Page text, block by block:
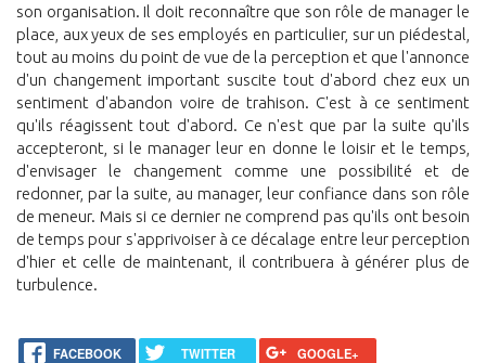
son organisation. Il doit reconnaître que son rôle de manager le
place, aux yeux de ses employés en particulier, sur un piédestal,
tout au moins du point de vue de la perception et que l'annonce
d'un changement important suscite tout d'abord chez eux un
sentiment d'abandon voire de trahison. C'est à ce sentiment
qu'ils réagissent tout d'abord. Ce n'est que par la suite qu'ils
accepteront, si le manager leur en donne le loisir et le temps,
d'envisager le changement comme une possibilité et de
redonner, par la suite, au manager, leur confiance dans son rôle
de meneur. Mais si ce dernier ne comprend pas qu'ils ont besoin
de temps pour s'apprivoiser à ce décalage entre leur perception
d'hier et celle de maintenant, il contribuera à générer plus de
turbulence.
FACEBOOK TWITTER
GOOGLE+